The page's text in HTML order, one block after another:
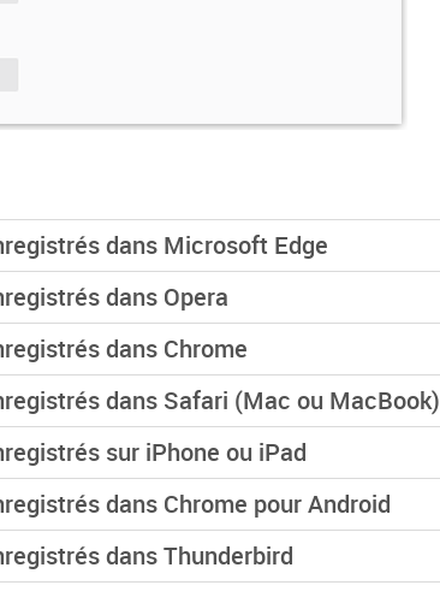
dans Microsoft Edge
dans Opera
dans Chrome
dans Safari (Mac ou MacBook)
sur iPhone ou iPad
dans Chrome pour Android
dans Thunderbird